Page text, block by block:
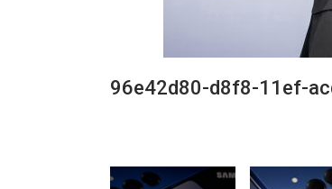
96e42d80-d8f8-11ef-